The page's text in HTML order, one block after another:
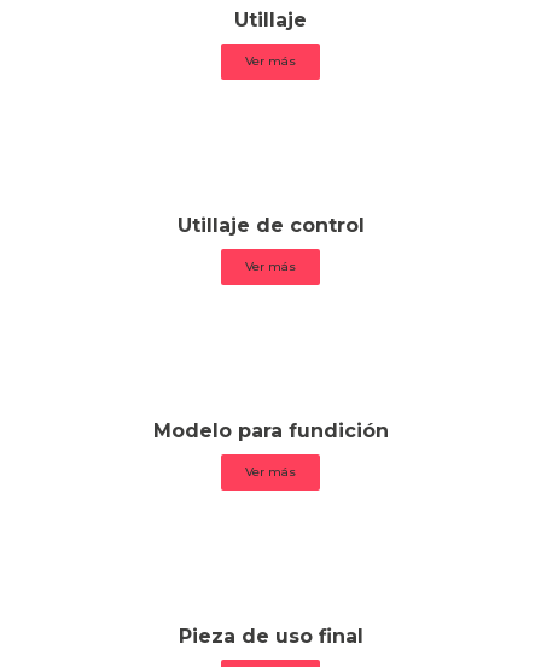
Utillaje
Ver más
Utillaje de control
Ver más
Modelo para fundición
Ver más
Pieza de uso final